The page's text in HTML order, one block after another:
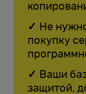
Не
покупку
Ваши
защитой,